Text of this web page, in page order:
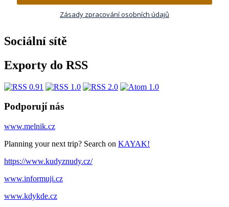
Zásady zpracování osobních údajů
Sociální sítě
Exporty do RSS
Podporují nás
www.melnik.cz
Planning your next trip? Search on KAYAK!
https://www.kudyznudy.cz/
www.informuji.cz
www.kdykde.cz